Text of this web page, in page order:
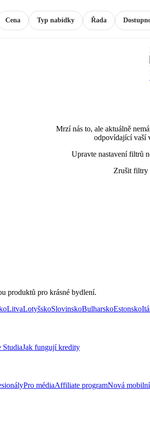
Cena Typ nabídky Řada
Mrzí nás to, ale aktuálně
odpovídající vaší
Upravte nastavení filtrů
Zrušit filtry
produktů pro krásné bydlení.
LitvaLotyšskoSlovinskoBulharskoEstonsko
StudiaJak fungují kredity
Pro médiaAffiliate programNová